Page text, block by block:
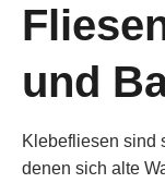
und
Klebefliesen sind
denen sich alte